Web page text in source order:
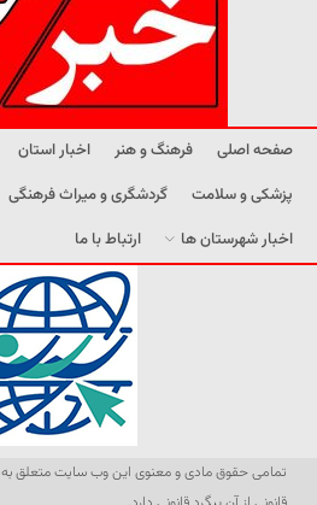
صفحه اصلی فرهنگ و هنر اخبار استان
پزشکی و سلامت
گردشگری و میراث فرهنگی
اخبار شهرستان ها
ارتباط با ما
تمامی حقوق مادی و معنوی این وب سایت متعلق به